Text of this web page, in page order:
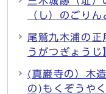
（し）のごりん
尾鷲九木浦の正
うがつぎょうじ
(真巌寺の）木
の)もくぞうや